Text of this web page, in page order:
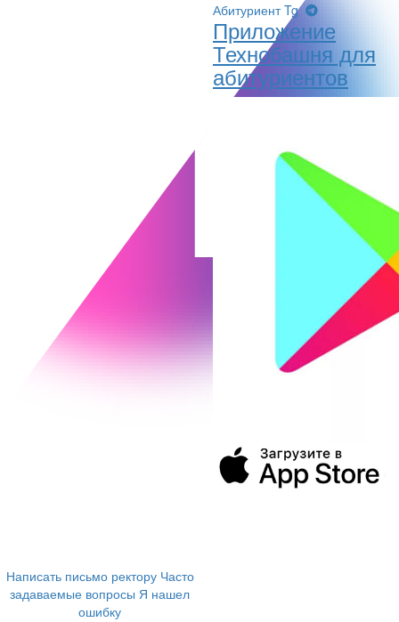
Написать письмо ректору Часто
задаваемые вопросы Я нашел
ошибку
Абитуриент Tg
Приложение
Технобашня для
абитуриентов